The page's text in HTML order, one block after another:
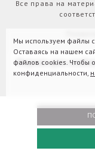
Все права на
Версия для
Мы используем файлы
Оставаясь на нашем
файлов cookies. Чтобы
конфиденциальности,